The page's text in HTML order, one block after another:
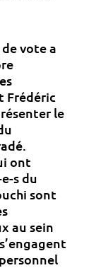
vote a
Frédéric
le
ont
s du
sont
au sein